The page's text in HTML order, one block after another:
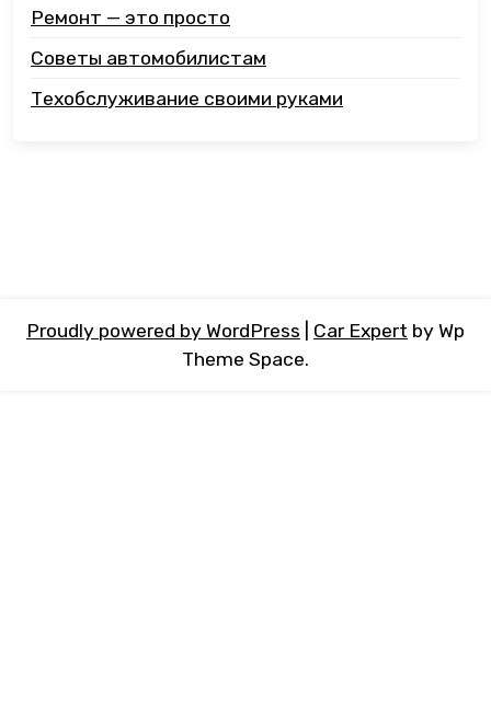
Ремонт — это просто
Советы автомобилистам
Техобслуживание своими руками
Proudly powered by WordPress Car Expert by Wp
Theme Space.